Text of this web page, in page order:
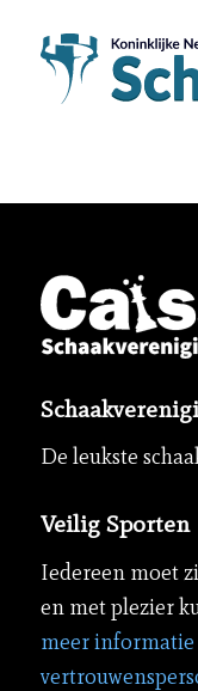
De leukste
Veilig Sporten
Iedereen moet
en met plezier
meer informatie